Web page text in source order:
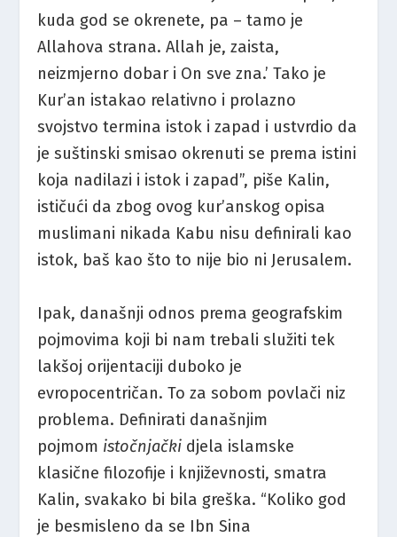
kuda god se okrenete, pa – tamo je
Allahova strana. Allah je, zaista,
neizmjerno dobar i On sve zna.’ Tako je
Kur’an istakao relativno i prolazno
svojstvo termina istok i zapad i ustvrdio da
je suštinski smisao okrenuti se prema istini
koja nadilazi i istok i zapad”, piše Kalin,
ističući da zbog ovog kur’anskog opisa
muslimani nikada Kabu nisu definirali kao
istok, baš kao što to nije bio ni Jerusalem.
Ipak, današnji odnos prema geografskim
pojmovima koji bi nam trebali služiti tek
lakšoj orijentaciji duboko je
evropocentričan. To za sobom povlači niz
problema. Definirati današnjim
pojmom istočnjački djela islamske
klasične filozofije i književnosti, smatra
Kalin, svakako bi bila greška. “Koliko god
je besmisleno da se Ibn Sina